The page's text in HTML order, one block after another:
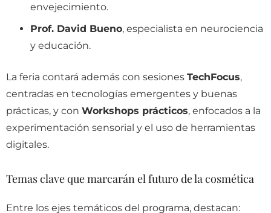
envejecimiento.
Prof. David Bueno, especialista en neurociencia
y educación.
La feria contará además con sesiones TechFocus,
centradas en tecnologías emergentes y buenas
prácticas, y con Workshops prácticos, enfocados a la
experimentación sensorial y el uso de herramientas
digitales.
Temas clave que marcarán el futuro de la cosmética
Entre los ejes temáticos del programa, destacan: